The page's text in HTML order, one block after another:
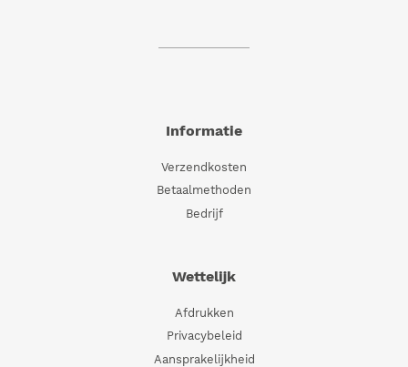
Informatie
Verzendkosten
Betaalmethoden
Bedrijf
Wettelijk
Afdrukken
Privacybeleid
Aansprakelijkheid